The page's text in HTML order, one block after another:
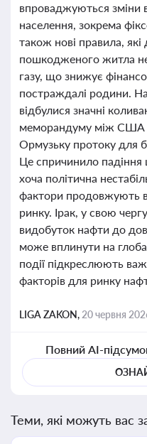
впроваджуються зміни
населення, зокрема
також нові правила,
пошкодженого житла
газу, що знижує
постраждалі родини.
відбулися значні
меморандуму між США
Ормузьку протоку для
Це спричинило падіння
хоча політична
фактори продовжують
ринку. Ірак, у свою
видобуток нафти до
може вплинути на
події підкреслюють
факторів для ринку
LIGA ZAKON, 20 червня
Повний AI-
Теми, які можуть вас